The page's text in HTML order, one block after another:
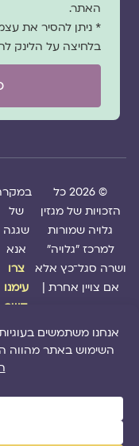
האתר.
* ניתן להסיר את
בלחיצה על הלינק
© 2026 כל
הזכויות של מגזין
גלויה שמורות
למרכז "גלויה"
ושרה סגל־כץ אלא
אם צויין אחרת |
במקרה
של
שגגה
אנא
צרו
עימנו
קשר